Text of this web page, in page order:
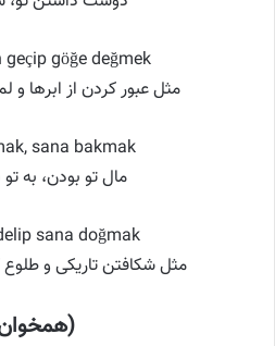
göğe değmek
مثل عبور کردن از ابرها
sana bakmak
مال تو بودن، به
sana doğmak
مثل شکافتن تاریکی و